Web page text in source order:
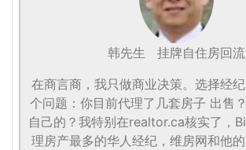
韩先生
挂牌自住房回流
在商言商，我只做商业决策。选择经
个问题：你目前代理了几套房子 出售
自己的？我特别在realtor.ca核实了，
理房产最多的华人经纪，维房网和他